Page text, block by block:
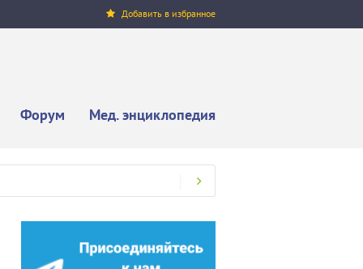
Добавить в избранное
Форум Мед. энциклопедия